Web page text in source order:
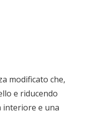
modificato che,
e riducendo
interiore e una